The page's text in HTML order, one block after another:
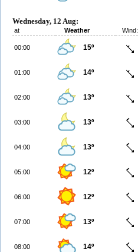
Wednesday, 12 Aug:
at Weather Wind:
00:00 15º
01:00 14º
02:00 13º
03:00 13º
04:00 13º
05:00 12º
06:00 12º
07:00 13º
08:00 14º